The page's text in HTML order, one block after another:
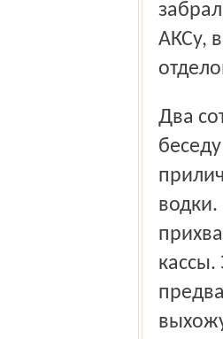
АКСу,
Два сотрудника ОВО уже внутри ведут задушевную
водки.